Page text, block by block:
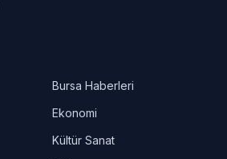
Bursa Haberleri
Ekonomi
Kültür Sanat